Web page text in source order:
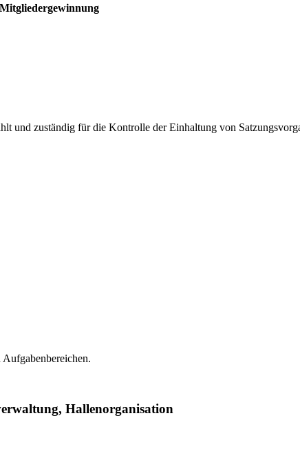
und zuständig für die Kontrolle der Einhaltung von
Hallenorganisation